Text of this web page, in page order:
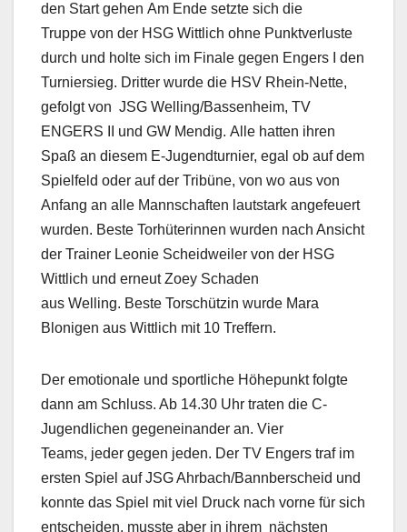
den Start gehen Am Ende setzte sich die
Truppe von der HSG Wittlich ohne Punktverluste
durch und holte sich im Finale gegen Engers I den
Turniersieg. Dritter wurde die HSV Rhein-Nette,
gefolgt von JSG Welling/Bassenheim, TV
ENGERS II und GW Mendig. Alle hatten ihren
Spaß an diesem E-Jugendturnier, egal ob auf dem
Spielfeld oder auf der Tribüne, von wo aus von
Anfang an alle Mannschaften lautstark angefeuert
wurden. Beste Torhüterinnen wurden nach Ansicht
der Trainer Leonie Scheidweiler von der HSG
Wittlich und erneut Zoey Schaden
aus Welling. Beste Torschützin wurde Mara
Blonigen aus Wittlich mit 10 Treffern.
Der emotionale und sportliche Höhepunkt folgte
dann am Schluss. Ab 14.30 Uhr traten die C-
Jugendlichen gegeneinander an. Vier
Teams, jeder gegen jeden. Der TV Engers traf im
ersten Spiel auf JSG Ahrbach/Bannberscheid und
konnte das Spiel mit viel Druck nach vorne für sich
entscheiden, musste aber in ihrem nächsten